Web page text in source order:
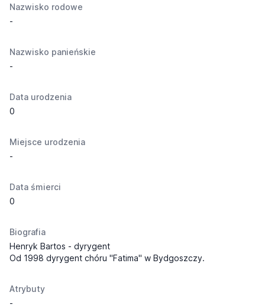
Nazwisko rodowe
-
Nazwisko panieńskie
-
Data urodzenia
0
Miejsce urodzenia
-
Data śmierci
0
Biografia
Henryk Bartos - dyrygent
Od 1998 dyrygent chóru "Fatima" w Bydgoszczy.
Atrybuty
-